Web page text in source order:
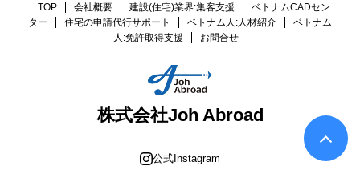
TOP 会社概要 建設(住宅)業界:集客支援
ベトナムCADセン
ター
住宅の申請代行サポート ベトナム人:人材紹介
ベトナム
人:免許取得支援
お問合せ
株式会社Joh Abroad
公式Instagram